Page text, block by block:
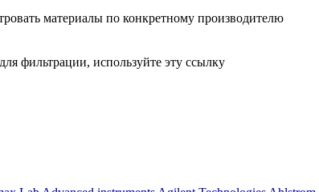
материалы по конкретному производителю
фильтрации, используйте эту ссылку